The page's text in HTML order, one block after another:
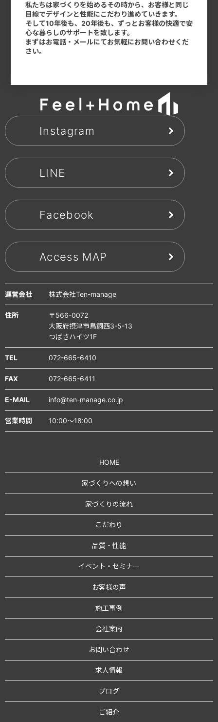
私たちは家づくりを始めるその時から、お客様と同じ
目線でデザインと性能にこだわり進めていきます。
そして10年後も、20年後も、ずっとお客様の快適で安
心な暮らしのサポートを致します。
まずはお電話・メールにてお気軽にお問い合わせくだ
さい。
Instagram
LINE
Facebook
Access MAP
運営会社 株式会社Ten-manage
住所
〒566-0072
大阪府摂津市鳥飼西3-5-13
つばさハイツ1F
TEL 072-665-6410
FAX 072-665-6411
E-MAIL info@ten-manage.co.jp
営業時間 10:00～18:00
HOME
家づくりへの想い
家づくりの流れ
こだわり
品質・性能
イベント・セミナー
お客様の声
施工事例
会社案内
お問い合わせ
求人情報
ブログ
ご紹介